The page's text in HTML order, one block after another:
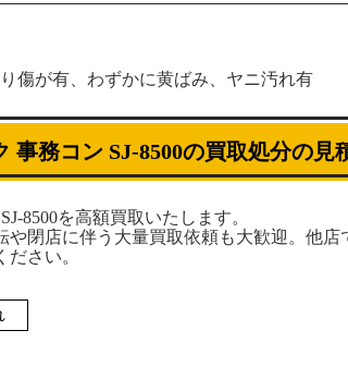
傷が有、わずかに黄ばみ、ヤニ汚れ有
事務コン SJ-8500の買取処分の見
8500を高額買取いたします。
や閉店に伴う大量買取依頼も大歓迎。他
さい。